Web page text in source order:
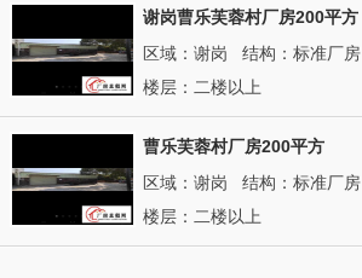
谢岗曹乐芙蓉村厂房200平方
区域：谢岗 结构：标准厂房
楼层：二楼以上
曹乐芙蓉村厂房200平方
区域：谢岗 结构：标准厂房
楼层：二楼以上